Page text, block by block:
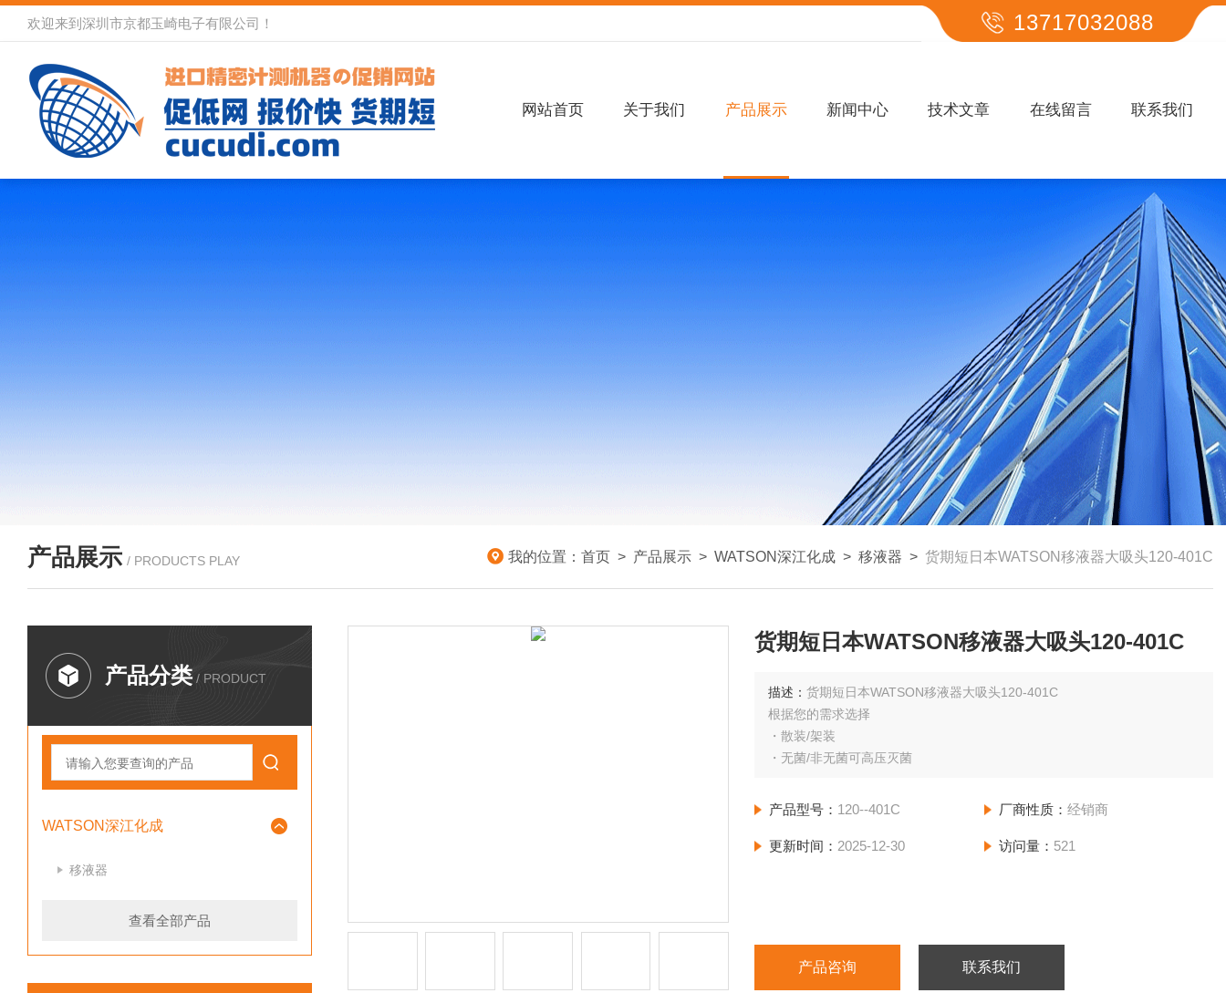
欢迎来到深圳市京都玉崎电子有限公司！ 13717032088
网站首页 关于我们 产品展示 新闻中心 技术文章 在线留言 联系我们
产品展示 / PRODUCTS PLAY 我的位置： 首页 > 产品展示 > WATSON深江化成 > 移液器 > 货期短日本WATSON移液器大吸头120-401C
产品分类 / PRODUCT
WATSON深江化成
移液器
查看全部产品
货期短日本WATSON移液器大吸头120-401C
描述：货期短日本WATSON移液器大吸头120-401C
根据您的需求选择
・散装/架装
・无菌/非无菌可高压灭菌
产品型号： 120--401C 厂商性质： 经销商
更新时间： 2025-12-30 访问量： 521
产品咨询 联系我们